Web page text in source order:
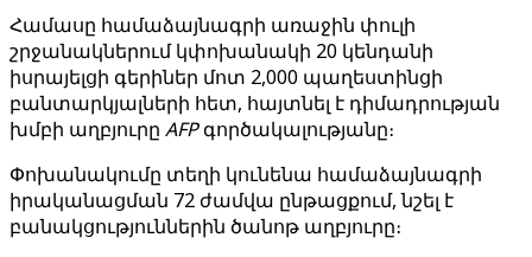
Համասը համաձայնագրի առաջին փուլի
շրջանակներում կփոխանակի 20 կենդանի
իսրայելցի գերիներ մոտ 2,000 պաղեստինցի
բանտարկյալների հետ, հայտնել է դիմադրության
խմբի աղբյուրը AFPգործակալությանը։
Փոխանակումը տեղի կունենա համաձայնագրի
իրականացման 72 ժամվա ընթացքում, նշել է
բանակցություններին ծանոթ աղբյուրը։